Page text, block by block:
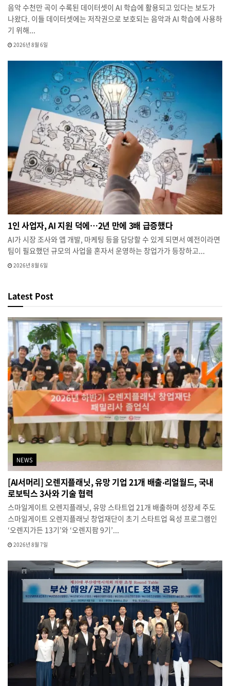
음악 수천만 곡이 수록된 데이터셋이 AI 학습에 활용되고 있다는 보도가
나왔다. 이들 데이터셋에는 저작권으로 보호되는 음악과 AI 학습에 사용하
기 위해...
2026년 8월 6일
1인 사업자, AI 지원 덕에…2년 만에 3배 급증했다
AI가 시장 조사와 앱 개발, 마케팅 등을 담당할 수 있게 되면서 예전이라면
팀이 필요했던 규모의 사업을 혼자서 운영하는 창업가가 등장하고...
2026년 8월 6일
Latest Post
NEWS
[AI서머리] 오렌지플래닛, 유망 기업 21개 배출‧리얼월드, 국내
로보틱스 3사와 기술 협력
스마일게이트 오렌지플래닛, 유망 스타트업 21개 배출하며 성장세 주도
스마일게이트 오렌지플래닛 창업재단이 초기 스타트업 육성 프로그램인
‘오렌지가든 13기’와 ‘오렌지팜 9기’...
2026년 8월 7일